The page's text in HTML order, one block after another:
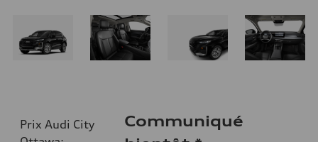
Prix Audi City
Communiqué